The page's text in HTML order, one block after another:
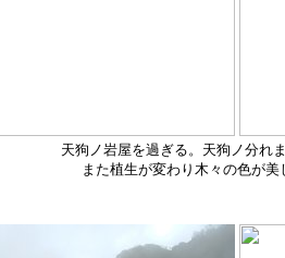
天狗ノ岩屋を過ぎる。天狗ノ分れ
また植生が変わり木々の色が